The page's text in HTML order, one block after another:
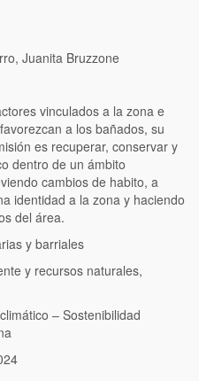
Juanita Bruzzone
vinculados a la zona e
a los bañados, su
es recuperar, conservar y
dentro de un ámbito
cambios de habito, a
identidad a la zona y haciendo
del área.
y barriales
y recursos naturales,
– Sostenibilidad